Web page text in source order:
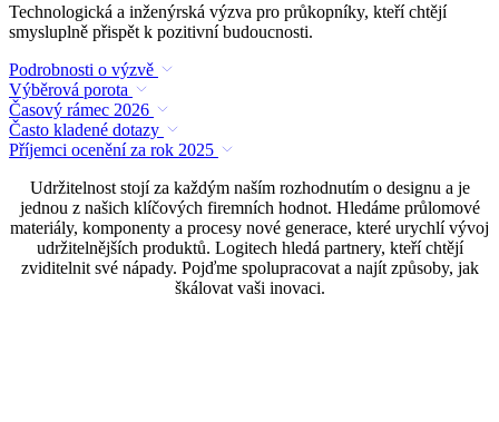
Technologická a inženýrská výzva pro průkopníky, kteří chtějí
smysluplně přispět k pozitivní budoucnosti.
Podrobnosti o výzvě
Výběrová porota
Časový rámec 2026
Často kladené dotazy
Příjemci ocenění za rok 2025
Udržitelnost stojí za každým naším rozhodnutím o designu a je
jednou z našich klíčových firemních hodnot. Hledáme průlomové
materiály, komponenty a procesy nové generace, které urychlí vývoj
udržitelnějších produktů. Logitech hledá partnery, kteří chtějí
zviditelnit své nápady. Pojďme spolupracovat a najít způsoby, jak
škálovat vaši inovaci.